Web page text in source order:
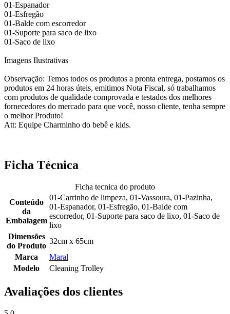
01-Espanador
01-Esfregão
01-Balde com escorredor
01-Suporte para saco de lixo
01-Saco de lixo
Imagens Ilustrativas
Observação: Temos todos os produtos a pronta entrega, postamos os
produtos em 24 horas úteis, emitimos Nota Fiscal, só trabalhamos
com produtos de qualidade comprovada e testados dos melhores
fornecedores do mercado para que você, nosso cliente, tenha sempre
o melhor Produto!
Att: Equipe Charminho do bebê e kids.
Ficha Técnica
Ficha tecnica do produto
Conteúdo
da
Embalagem
01-Carrinho de limpeza, 01-Vassoura, 01-Pazinha,
01-Espanador, 01-Esfregão, 01-Balde com
escorredor, 01-Suporte para saco de lixo, 01-Saco de
lixo
Dimensões
do Produto
32cm x 65cm
Marca
Maral
Modelo
Cleaning Trolley
Avaliações dos clientes